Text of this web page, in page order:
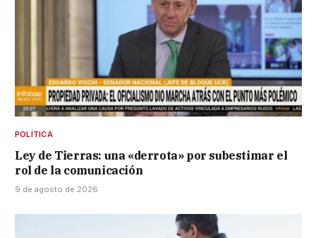
POLÍTICA
Ley de Tierras: una «derrota» por subestimar el
rol de la comunicación
9 de agosto de 2026